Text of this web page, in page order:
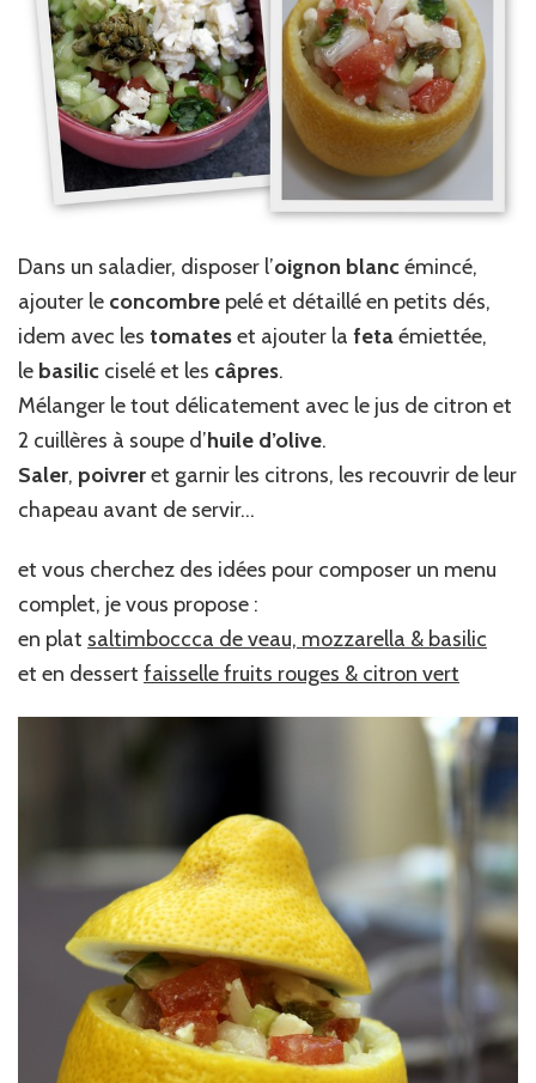
Dans un saladier, disposer l’oignon blancémincé,
ajouter le concombre pelé et détaillé en petits dés,
idem avec les tomateset ajouter la fetaémiettée,
le basilic ciselé et les câpres.
Mélanger le tout délicatement avec le jus de citron et
2 cuillères à soupe d’huile d’olive.
Saler, poivreret garnir les citrons, les recouvrir de leur
chapeau avant de servir…
et vous cherchez des idées pour composer un menu
complet, je vous propose :
en plat saltimboccca de veau, mozzarella & basilic
et en dessert faisselle fruits rouges & citron vert